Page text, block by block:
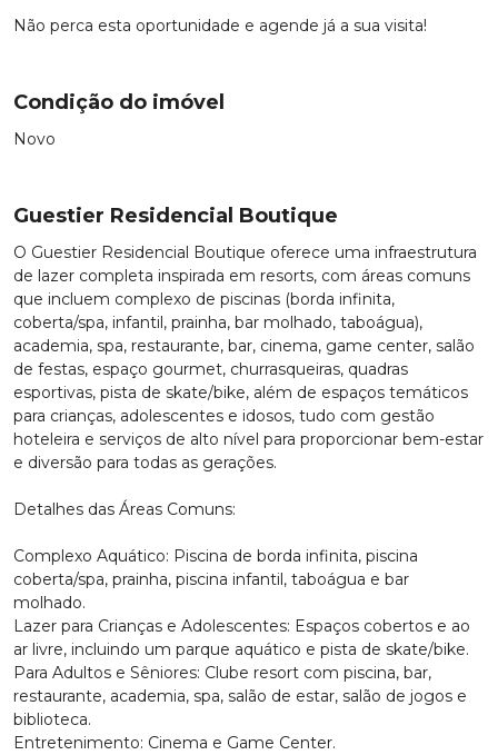
Não perca esta oportunidade e agende já a sua visita!
Condição do imóvel
Novo
Guestier Residencial Boutique
O Guestier Residencial Boutique oferece uma infraestrutura
de lazer completa inspirada em resorts, com áreas comuns
que incluem complexo de piscinas (borda infinita,
coberta/spa, infantil, prainha, bar molhado, taboágua),
academia, spa, restaurante, bar, cinema, game center, salão
de festas, espaço gourmet, churrasqueiras, quadras
esportivas, pista de skate/bike, além de espaços temáticos
para crianças, adolescentes e idosos, tudo com gestão
hoteleira e serviços de alto nível para proporcionar bem-estar
e diversão para todas as gerações.
Detalhes das Áreas Comuns:
Complexo Aquático: Piscina de borda infinita, piscina
coberta/spa, prainha, piscina infantil, taboágua e bar
molhado.
Lazer para Crianças e Adolescentes: Espaços cobertos e ao
ar livre, incluindo um parque aquático e pista de skate/bike.
Para Adultos e Sêniores: Clube resort com piscina, bar,
restaurante, academia, spa, salão de estar, salão de jogos e
biblioteca.
Entretenimento: Cinema e Game Center.